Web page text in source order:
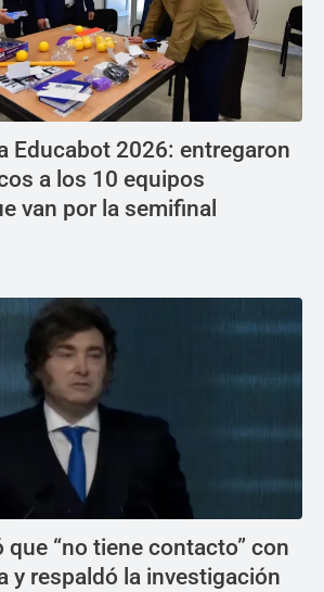
Educabot 2026: entregaron
a los 10 equipos
van por la semifinal
“no tiene contacto” con
y respaldó la investigación